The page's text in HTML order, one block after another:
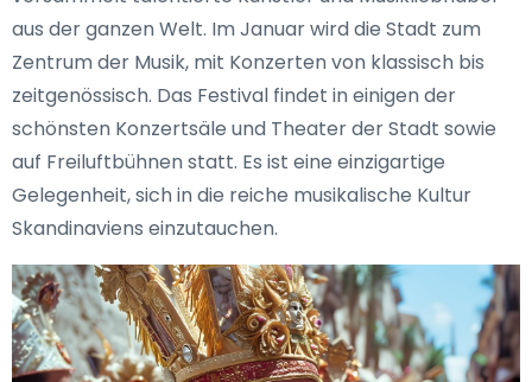
aus der ganzen Welt. Im Januar wird die Stadt zum
Zentrum der Musik, mit Konzerten von klassisch bis
zeitgenössisch. Das Festival findet in einigen der
schönsten Konzertsäle und Theater der Stadt sowie
auf Freiluftbühnen statt. Es ist eine einzigartige
Gelegenheit, sich in die reiche musikalische Kultur
Skandinaviens einzutauchen.